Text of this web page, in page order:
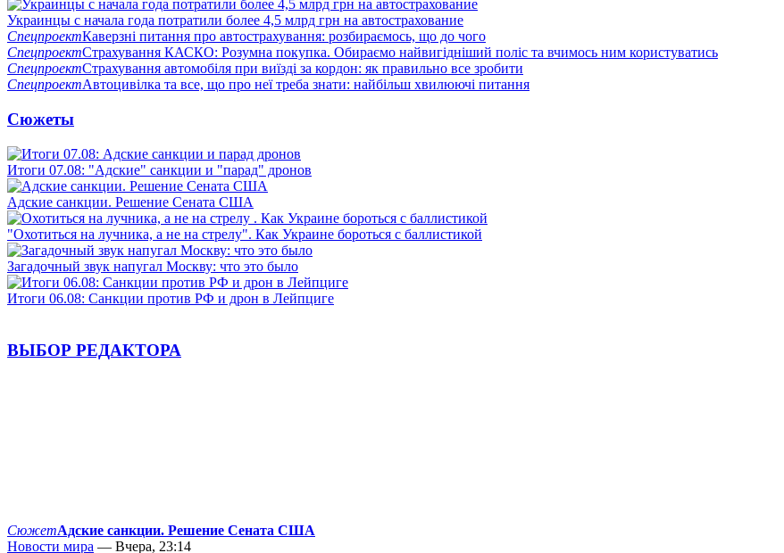
Украинцы с начала года потратили более 4,5 млрд грн на автострахование
СпецпроектКаверзні питання про автострахування: розбираємось, що до чого
СпецпроектСтрахування КАСКО: Розумна покупка. Обираємо найвигідніший поліс та вчимось ним користуватись
СпецпроектСтрахування автомобіля при виїзді за кордон: як правильно все зробити
СпецпроектАвтоцивілка та все, що про неї треба знати: найбільш хвилюючі питання
Сюжеты
Итоги 07.08: "Адские" санкции и "парад" дронов
Адские санкции. Решение Сената США
"Охотиться на лучника, а не на стрелу". Как Украине бороться с баллистикой
Загадочный звук напугал Москву: что это было
Итоги 06.08: Санкции против РФ и дрон в Лейпциге
ВЫБОР РЕДАКТОРА
СюжетАдские санкции. Решение Сената США
Новости мира — Вчера, 23:14